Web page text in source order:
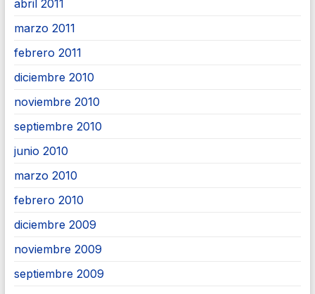
abril 2011
marzo 2011
febrero 2011
diciembre 2010
noviembre 2010
septiembre 2010
junio 2010
marzo 2010
febrero 2010
diciembre 2009
noviembre 2009
septiembre 2009